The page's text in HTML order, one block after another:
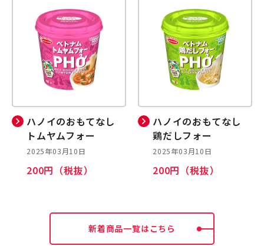
ハノイのおもてなし
トムヤムフォー
2025年03月10日
200円（税抜）
ハノイのおもてなし
鶏だしフォー
2025年03月10日
200円（税抜）
新着商品一覧はこちら